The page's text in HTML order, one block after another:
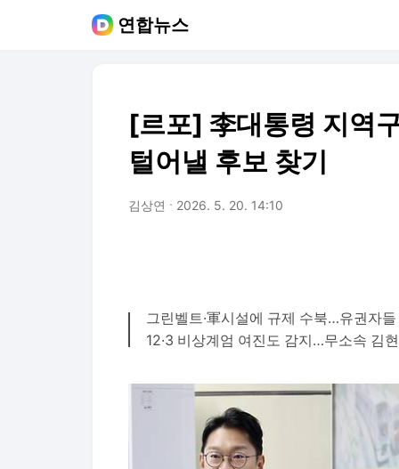
연합뉴스
[르포] 李대통령 지역
털어낼 후보 찾기
김상연 2026. 5. 20. 14:10
그린벨트·軍시설에 규제 수북…유권자
12·3 비상계엄 여진도 감지…무소속 김